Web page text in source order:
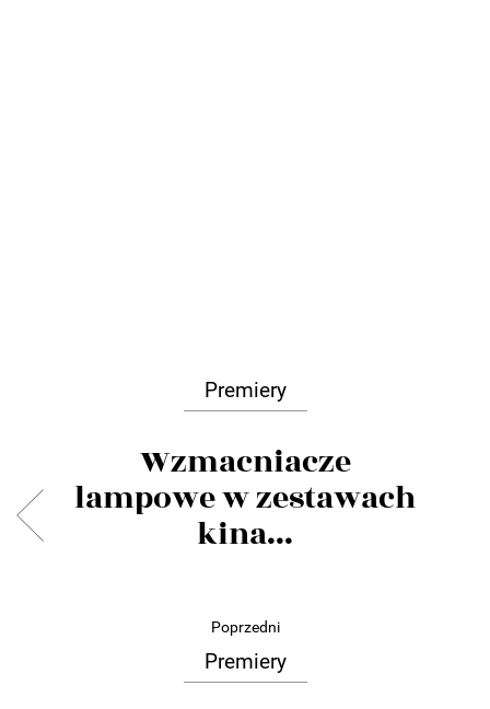
Premiery
Wzmacniacze
lampowe w zestawach
kina...
Poprzedni
Premiery